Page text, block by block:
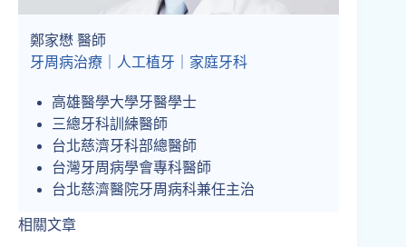
鄭家懋 醫師
牙周病治療｜人工植牙｜家庭牙科
高雄醫學大學牙醫學士
三總牙科訓練醫師
台北慈濟牙科部總醫師
台灣牙周病學會專科醫師
台北慈濟醫院牙周病科兼任主治
相關文章